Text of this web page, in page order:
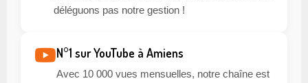
déléguons pas notre gestion !
N°1 sur YouTube à Amiens
Avec 10 000 vues mensuelles, notre chaîne est